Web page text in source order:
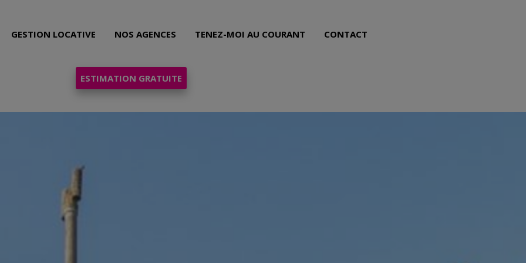
GESTION LOCATIVE NOS AGENCES TENEZ-MOI AU COURANT CONTACT
ESTIMATION GRATUITE